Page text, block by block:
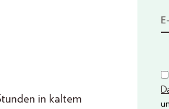
in kaltem